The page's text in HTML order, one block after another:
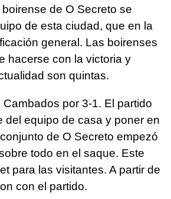
de O Secreto se
de esta ciudad, que en la
general. Las boirenses
hacerse con la victoria y
son quintas.
por 3-1. El partido
del equipo de casa y poner en
de O Secreto empezó
todo en el saque. Este
para las visitantes. A partir de
con el partido.